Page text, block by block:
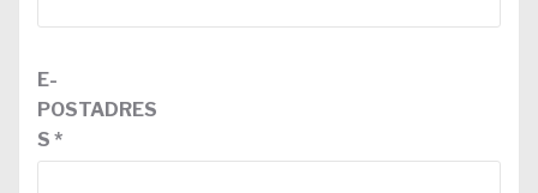
E-
POSTADRES
S *